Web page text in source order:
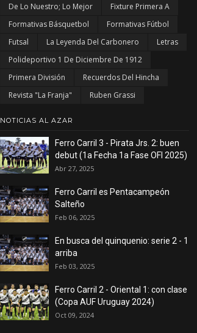
De Lo Nuestro; Lo Mejor
Fixture Primera A
Formativas Básquetbol
Formativas Fútbol
Futsal
La Leyenda Del Carbonero
Letras
Polideportivo 1 De Diciembre De 1912
Primera División
Recuerdos Del Hincha
Revista "La Franja"
Ruben Grassi
NOTICIAS AL AZAR
Ferro Carril 3 - Pirata Jrs. 2: buen
debut (1a Fecha 1a Fase OFI 2025)
Abr 27, 2025
Ferro Carril es Pentacampeón
Salteño
Feb 06, 2025
En busca del quinquenio: serie 2 - 1
arriba
Feb 03, 2025
Ferro Carril 2 - Oriental 1: con clase
(Copa AUF Uruguay 2024)
Oct 09, 2024